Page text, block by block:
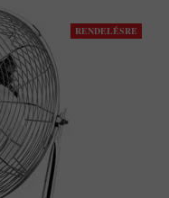
RENDELÉSRE